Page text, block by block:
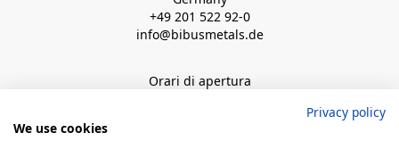
+49 201 522 92-0
info@bibusmetals.de
Orari di apertura
Privacy policy
We use cookies